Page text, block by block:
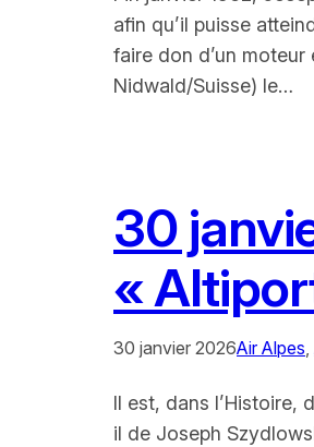
afin qu’il puisse
faire don d’un
Nidwald/Suisse) le…
30
«
30 janvier 2026Air Alpes,
Il est, dans l’Histoire,
il de Joseph